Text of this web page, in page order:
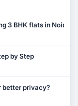
3 BHK flats in Noida?
by Step
better privacy?